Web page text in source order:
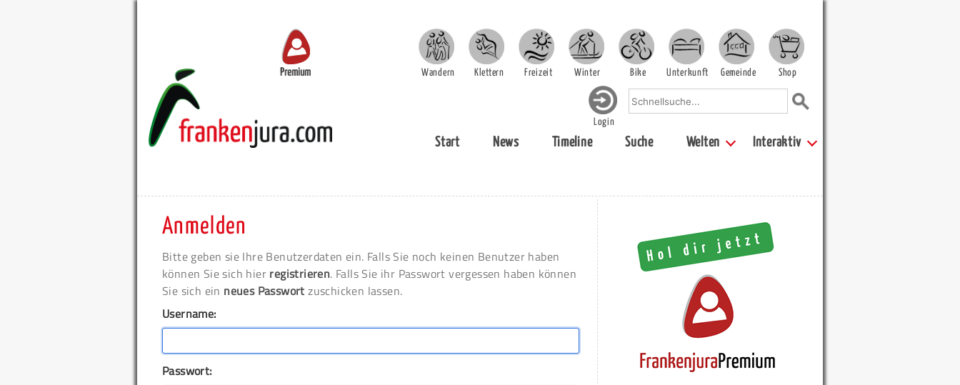
Premium Wandern Klettern Freizeit Winter Bike Unterkunft Gemeinde Shop
Login
Start News Timeline Suche Welten Interaktiv
Anmelden
Bitte geben sie Ihre Benutzerdaten ein. Falls Sie noch keinen Benutzer haben
können Sie sich hier registrieren. Falls Sie ihr Passwort vergessen haben können
Sie sich ein neues Passwort zuschicken lassen.
Username:
Passwort: